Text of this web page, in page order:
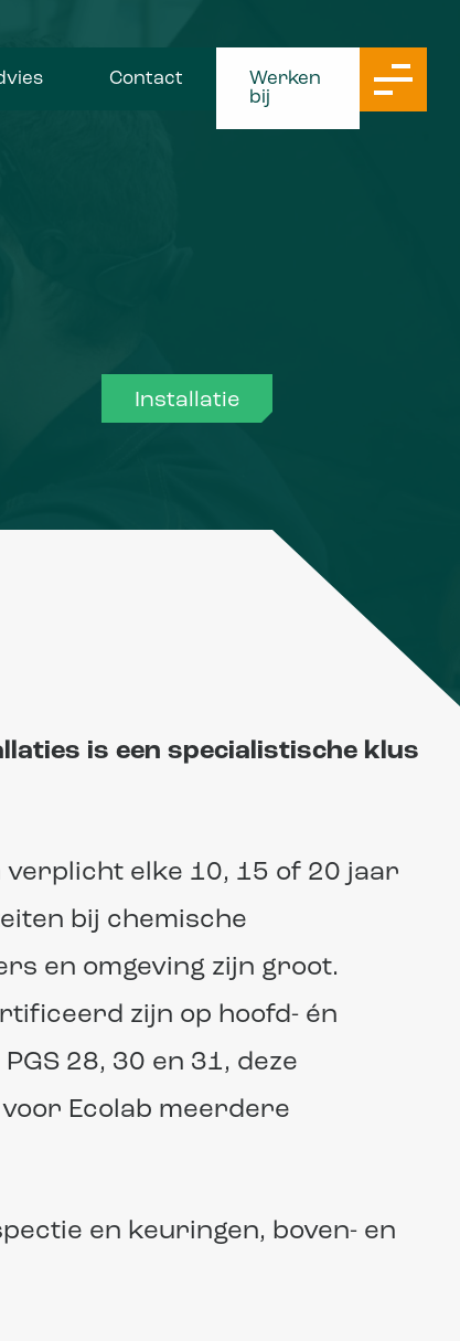
Contact
Werken
bij
Installatie
is een specialistische klus
elke 10, 15 of 20 jaar
bij chemische
en omgeving zijn groot.
zijn op hoofd- én
28, 30 en 31, deze
Ecolab meerdere
en keuringen, boven- en